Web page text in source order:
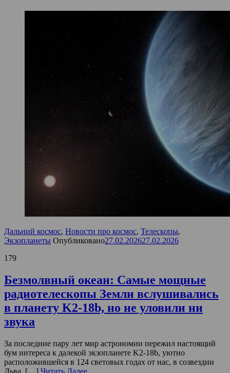
Дальний космос, Новости про космос, Телескопы,
Экзопланеты Опубликовано27.02.202627.02.2026
179
Безмолвный океан: Самые мощные
радиотелескопы Земли вслушивались
в планету K2-18b, но не уловили ни
звука
За последние пару лет мир астрономии пережил настоящий
бум интереса к далекой экзопланете K2-18b, уютно
расположившейся в 124 световых годах от нас, в созвездии
Льва. […] Читать Далее